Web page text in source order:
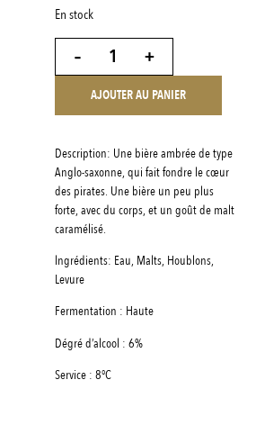
En stock
- +
AJOUTER AU PANIER
Description: Une bière ambrée de type
Anglo-saxonne, qui fait fondre le cœur
des pirates. Une bière un peu plus
forte, avec du corps, et un goût de malt
caramélisé.
lngrédients: Eau, Malts, Houblons,
Levure
Fermentation : Haute
Dégré d’alcool : 6%
Service : 8°C